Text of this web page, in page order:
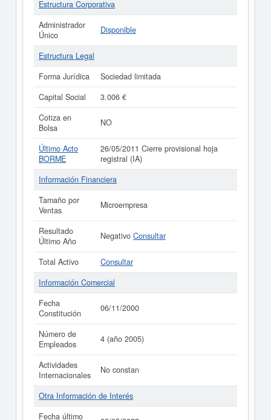
Estructura Corporativa
Administrador
Único
Disponible
Estructura Legal
Forma Jurídica
Sociedad limitada
Capital Social
3.006 €
Cotiza en
Bolsa
NO
Último Acto
BORME
26/05/2011 Cierre provisional hoja
registral (IA)
Información Financiera
Tamaño por
Ventas
Microempresa
Resultado
Último Año
Negativo Consultar
Total Activo
Consultar
Información Comercial
Fecha
Constitución
06/11/2000
Número de
Empleados
4 (año 2005)
Actividades
Internacionales
No constan
Otra Información de Interés
Fecha último